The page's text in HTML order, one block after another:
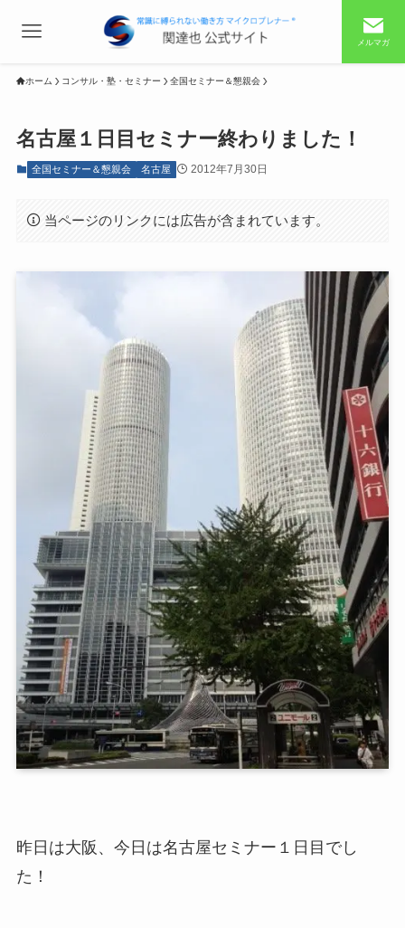
メルマガ
ホーム コンサル・塾・セミナー 全国セミナー＆懇親会
名古屋１日目セミナー終わりました！
全国セミナー＆懇親会 名古屋 2012年7月30日
当ページのリンクには広告が含まれています。
昨日は大阪、今日は名古屋セミナー１日目でし
た！